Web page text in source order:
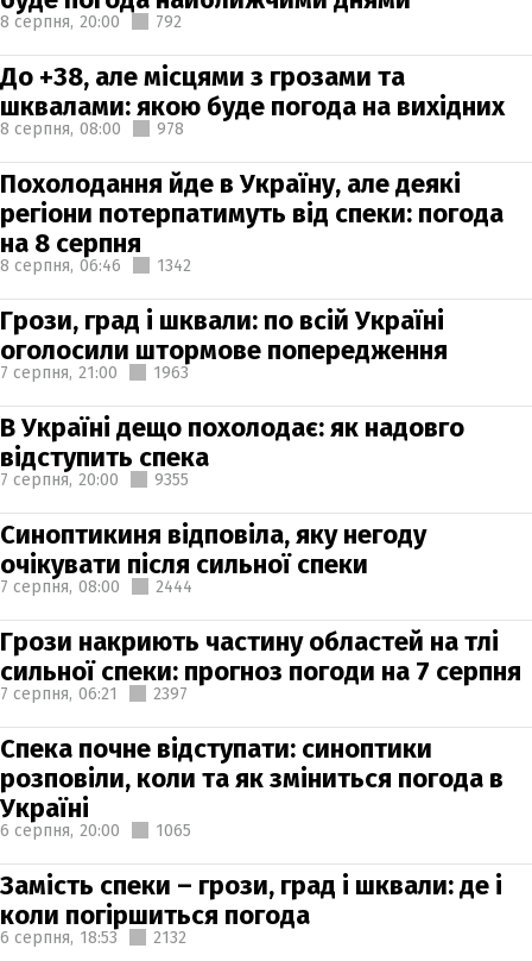
8 серпня, 20:00 792
До +38, але місцями з грозами та
шквалами: якою буде погода на вихідних
8 серпня, 08:00 978
Похолодання йде в Україну, але деякі
регіони потерпатимуть від спеки: погода
на 8 серпня
8 серпня, 06:46 1342
Грози, град і шквали: по всій Україні
оголосили штормове попередження
7 серпня, 21:00 1963
В Україні дещо похолодає: як надовго
відступить спека
7 серпня, 20:00 9355
Синоптикиня відповіла, яку негоду
очікувати після сильної спеки
7 серпня, 08:00 2444
Грози накриють частину областей на тлі
сильної спеки: прогноз погоди на 7 серпня
7 серпня, 06:21 2397
Спека почне відступати: синоптики
розповіли, коли та як зміниться погода в
Україні
6 серпня, 20:00 1065
Замість спеки – грози, град і шквали: де і
коли погіршиться погода
6 серпня, 18:53 2132